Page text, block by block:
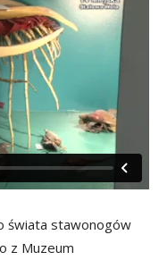
świata stawonogów
z Muzeum